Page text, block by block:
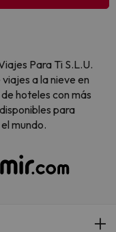
Para Ti S.L.U.
a la nieve en
hoteles con más
para
mundo.